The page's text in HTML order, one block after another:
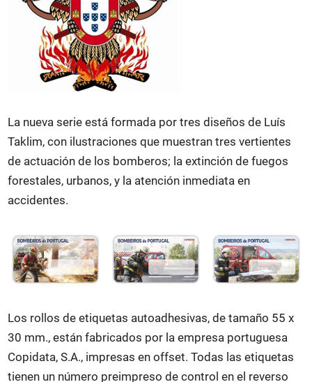
La nueva serie está formada por tres diseños de Luís
Taklim, con ilustraciones que muestran tres vertientes
de actuación de los bomberos; la extinción de fuegos
forestales, urbanos, y la atención inmediata en
accidentes.
Los rollos de etiquetas autoadhesivas, de tamaño 55 x
30 mm., están fabricados por la empresa portuguesa
Copidata, S.A., impresas en offset. Todas las etiquetas
tienen un número preimpreso de control en el reverso